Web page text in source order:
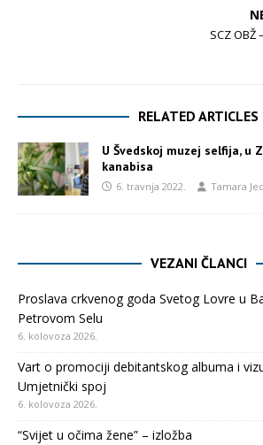
SCZ OBŽ
RELATED ARTICLES
U Švedskoj muzej selfija, u
kanabisa
6. travnja 2022. Tamara
VEZANI ČLANCI
Proslava crkvenog goda Svetog Lovre u
Petrovom Selu
6. kolovoza 2026.
Vart o promociji debitantskog albuma i
Umjetnički spoj
6. kolovoza 2026.
“Svijet u očima žene” – izložba